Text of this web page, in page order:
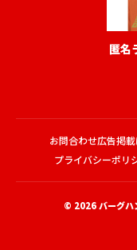
匿名
お問合わせ広告掲
プライバシーポリ
© 2026バーグハ